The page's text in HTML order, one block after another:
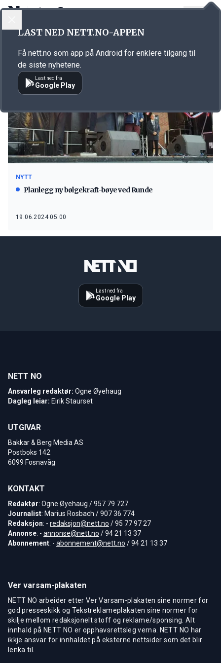
Emne: Waves4Power
NYTT
Planlegg ny bølgekraft-bøye ved Runde
19.06.2024 05:00
Last ned fra
Google Play
NETT NO
Ansvarleg redaktør: Ogne Øyehaug
Dagleg leiar: Eirik Staurset
UTGIVAR
Bakkar & Berg Media AS
Postboks 142
6099 Fosnavåg
KONTAKT
Redaktør: Ogne Øyehaug / 957 79 727
Journalist: Marius Rosbach / 907 36 774
Redaksjon: - redaksjon@nett.no / 95 77 97 27
Annonse: - annonse@nett.no / 94 21 13 37
Abonnement: - abonnement@nett.no / 94 21 13 37
Ver varsam-plakaten
NETT NO arbeider etter Ver Varsam-plakaten sine normer for
god presseskikk og Tekstreklameplakaten sine normer for
skilje mellom redaksjonelt stoff og reklame/sponsing. Alt
innhald på NETT NO er opphavsrettsleg verna. NETT NO har
ikkje ansvar for innhaldet på eksterne nettsider som det blir
lenka til.
LAST NED NETT.NO-APPEN
Få nett.no som app på Android for enklere tilgang til
de siste nyhetene.
Last ned fra
Google Play